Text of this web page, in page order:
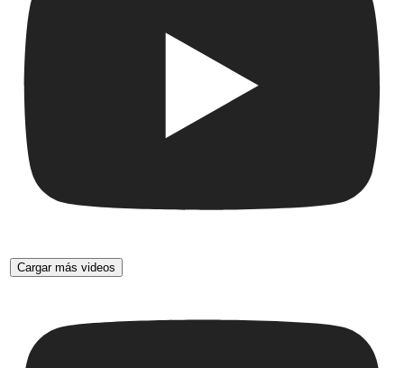
Cargar más videos